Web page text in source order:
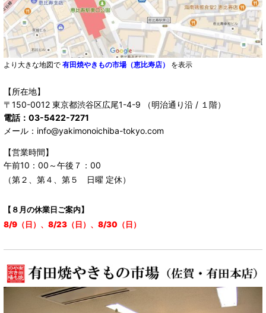
より大きな地図で 有田焼やきもの市場（恵比寿店） を表示
【所在地】
〒150-0012 東京都渋谷区広尾1-4-9 （明治通り沿 / １階）
電話：03-5422-7271
メール：info@yakimonoichiba-tokyo.com
【営業時間】
午前10：00～午後７：00
（第２、第４、第５ 日曜 定休）
【８月の休業日ご案内】
8/9（日）、8/23（日）、8/30（日）